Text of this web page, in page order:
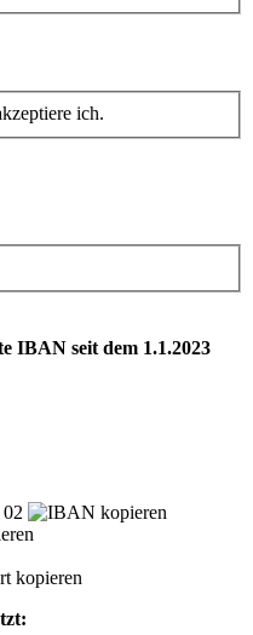
ich.
IBAN seit dem 1.1.2023